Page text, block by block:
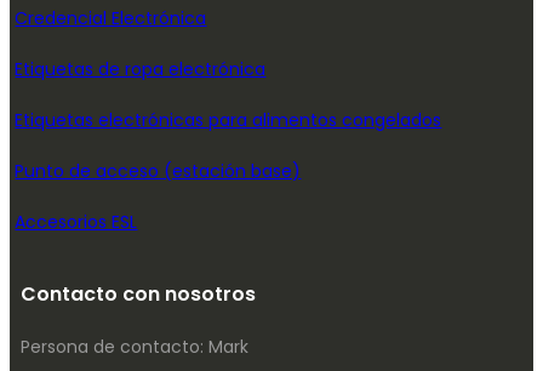
Credencial Electrónica
Etiquetas de ropa electrónica
Etiquetas electrónicas para alimentos congelados
Punto de acceso (estación base)
Accesorios ESL
Contacto con nosotros
Persona de contacto: Mark